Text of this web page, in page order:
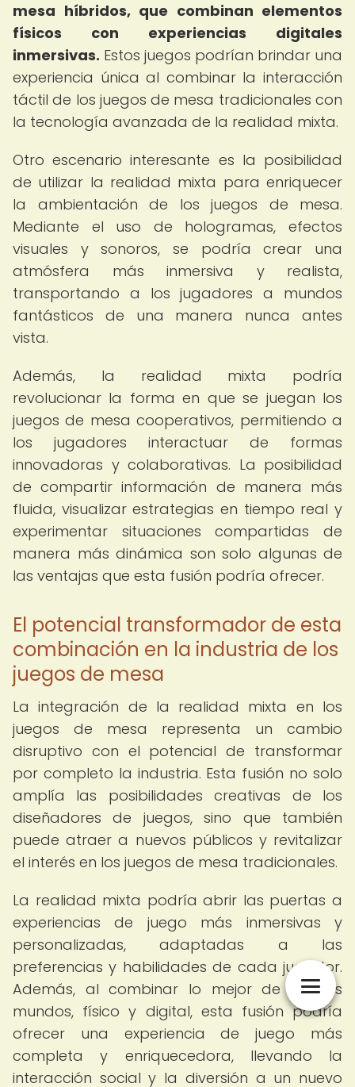
mesa híbridos, que combinan elementos
físicos con experiencias digitales
inmersivas. Estos juegos podrían brindar una
experiencia única al combinar la interacción
táctil de los juegos de mesa tradicionales con
la tecnología avanzada de la realidad mixta.
Otro escenario interesante es la posibilidad
de utilizar la realidad mixta para enriquecer
la ambientación de los juegos de mesa.
Mediante el uso de hologramas, efectos
visuales y sonoros, se podría crear una
atmósfera más inmersiva y realista,
transportando a los jugadores a mundos
fantásticos de una manera nunca antes
vista.
Además, la realidad mixta podría
revolucionar la forma en que se juegan los
juegos de mesa cooperativos, permitiendo a
los jugadores interactuar de formas
innovadoras y colaborativas. La posibilidad
de compartir información de manera más
fluida, visualizar estrategias en tiempo real y
experimentar situaciones compartidas de
manera más dinámica son solo algunas de
las ventajas que esta fusión podría ofrecer.
El potencial transformador de esta
combinación en la industria de los
juegos de mesa
La integración de la realidad mixta en los
juegos de mesa representa un cambio
disruptivo con el potencial de transformar
por completo la industria. Esta fusión no solo
amplía las posibilidades creativas de los
diseñadores de juegos, sino que también
puede atraer a nuevos públicos y revitalizar
el interés en los juegos de mesa tradicionales.
La realidad mixta podría abrir las puertas a
experiencias de juego más inmersivas y
personalizadas, adaptadas a las
preferencias y habilidades de cada jugador.
Además, al combinar lo mejor de ambos
mundos, físico y digital, esta fusión podría
ofrecer una experiencia de juego más
completa y enriquecedora, llevando la
interacción social y la diversión a un nuevo